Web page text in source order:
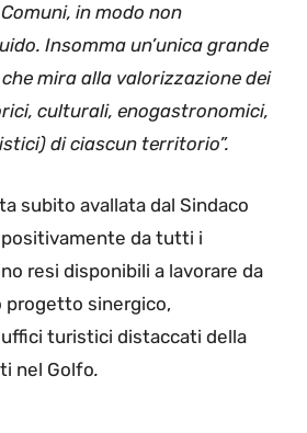
in modo non
Insomma un’unica grande
mira alla valorizzazione dei
culturali, enogastronomici,
di ciascun territorio”.
subito avallata dal Sindaco
da tutti i
resi disponibili a lavorare da
sinergico,
turistici distaccati della
nel Golfo.